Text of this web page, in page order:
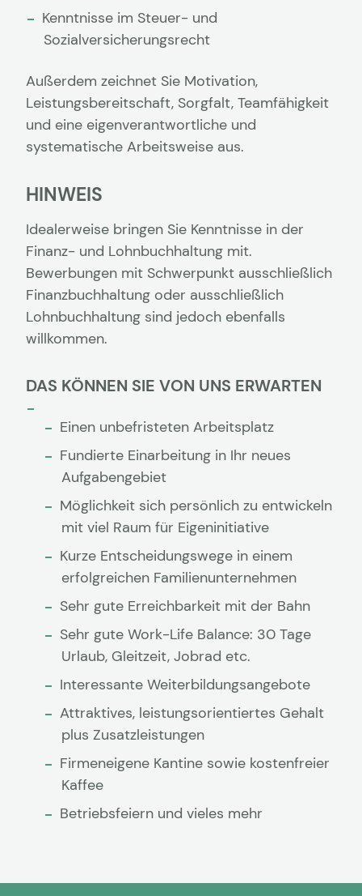
Kenntnisse im Steuer- und
Sozialversicherungsrecht
Außerdem zeichnet Sie Motivation,
Leistungsbereitschaft, Sorgfalt, Teamfähigkeit
und eine eigenverantwortliche und
systematische Arbeitsweise aus.
HINWEIS
Idealerweise bringen Sie Kenntnisse in der
Finanz- und Lohnbuchhaltung mit.
Bewerbungen mit Schwerpunkt ausschließlich
Finanzbuchhaltung oder ausschließlich
Lohnbuchhaltung sind jedoch ebenfalls
willkommen.
DAS KÖNNEN SIE VON UNS ERWARTEN
Einen unbefristeten Arbeitsplatz
Fundierte Einarbeitung in Ihr neues
Aufgabengebiet
Möglichkeit sich persönlich zu entwickeln
mit viel Raum für Eigeninitiative
Kurze Entscheidungswege in einem
erfolgreichen Familienunternehmen
Sehr gute Erreichbarkeit mit der Bahn
Sehr gute Work-Life Balance: 30 Tage
Urlaub, Gleitzeit, Jobrad etc.
Interessante Weiterbildungsangebote
Attraktives, leistungsorientiertes Gehalt
plus Zusatzleistungen
Firmeneigene Kantine sowie kostenfreier
Kaffee
Betriebsfeiern und vieles mehr